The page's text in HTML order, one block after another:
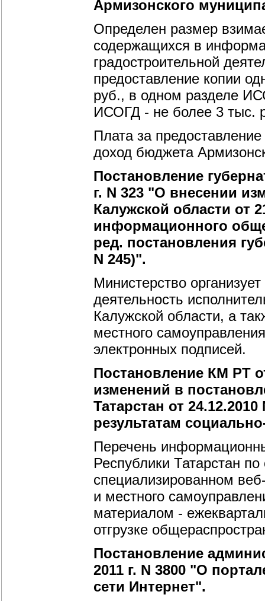
Армизонского
Определен размер
содержащихся в
градостроительной
предоставление копии
руб., в одном разделе
ИСОГД - не более 3 тыс.
Плата за
доход бюджета
Постановление
г. N 323 "О внесении
Калужской области от
информационного
ред. постановления
N 245)".
Министерство
деятельность
Калужской области, а
местного
электронных подписей.
Постановление КМ РТ
изменений в
Татарстан от
результатам
Перечень
Республики Татарстан
специализированном
и местного
материалом -
отгрузке
Постановление
2011 г. N 3800 "О
сети Интернет".